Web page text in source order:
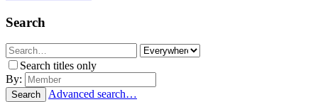
Search
Search titles only
By:
Search Advanced search…